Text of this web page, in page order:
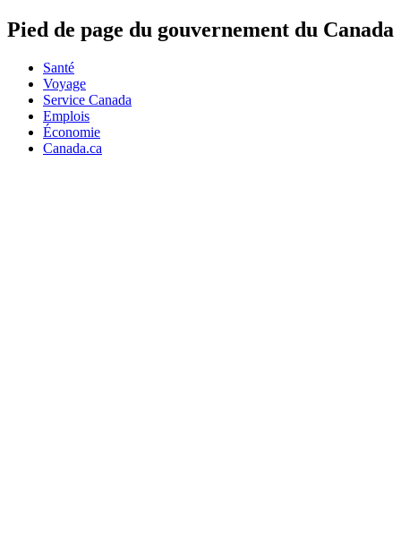
Pied de page du gouvernement du Canada
Santé
Voyage
Service Canada
Emplois
Économie
Canada.ca